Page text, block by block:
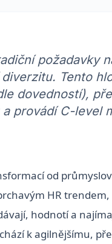
požadavky
Tento
dovedností),
provádí C-level
od
HR
hodnotí a
k agilnějšímu,